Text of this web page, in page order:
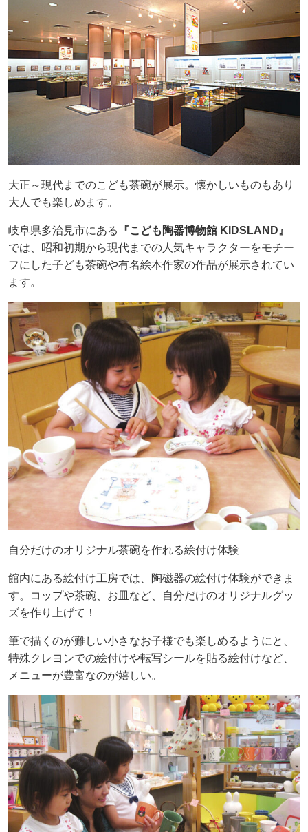
大正～現代までのこども茶碗が展示。懐かしいものもあり
大人でも楽しめます。
岐阜県多治見市にある
『こども陶器博物館 KIDSLAND』
では、昭和初期から現代までの人気キャラクターをモチー
フにした子ども茶碗や有名絵本作家の作品が展示されてい
ます。
自分だけのオリジナル茶碗を作れる絵付け体験
館内にある絵付け工房では、陶磁器の絵付け体験ができま
す。コップや茶碗、お皿など、自分だけのオリジナルグッ
ズを作り上げて！
筆で描くのが難しい小さなお子様でも楽しめるようにと、
特殊クレヨンでの絵付けや転写シールを貼る絵付けなど、
メニューが豊富なのが嬉しい。